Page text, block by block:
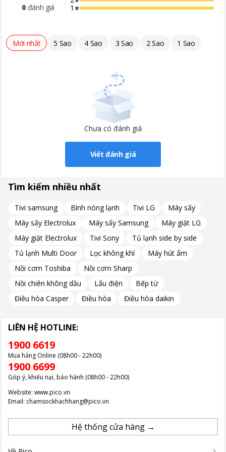
0 đánh giá
1
Mới nhất 5 Sao 4 Sao 3 Sao 2 Sao 1 Sao
Chưa có đánh giá
Viết đánh giá
Tìm kiếm nhiều nhất
Tivi samsung Bình nóng lạnh Tivi LG
Máy sấy
Máy sấy Electrolux
Máy sấy Samsung
Máy giặt LG
Máy giặt Electrolux
Tivi Sony
Tủ lạnh side by side
Tủ lạnh Multi Door
Lọc không khí
Máy hút ẩm
Nồi cơm Toshiba
Nồi cơm Sharp
Nồi chiên không dầu
Lẩu điện
Bếp từ
Điều hòa Casper
Điều hòa Điều hòa daikin
LIÊN HỆ HOTLINE:
1900 6619
Mua hàng Online (08h00 - 22h00)
1900 6699
Góp ý, khiếu nại, bảo hành (08h00 - 22h00)
Website: www.pico.vn
Email: chamsockhachhang@pico.vn
Hệ thống cửa hàng →